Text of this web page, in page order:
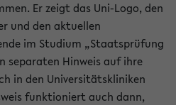
Er zeigt das Uni-Logo, den
und den aktuellen
im Studium „Staatsprüfung
separaten Hinweis auf ihre
in den Universitätskliniken
funktioniert auch dann,